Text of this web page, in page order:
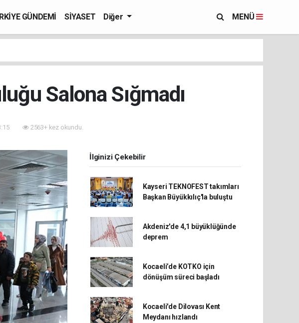
GÜNDEMİ SİYASET Diğer MENÜ
Salona Sığmadı
2563+ kez okundu.
İlginizi Çekebilir
Kayseri TEKNOFEST takımları
Başkan Büyükkılıç'la buluştu
Akdeniz'de 4,1 büyüklüğünde
deprem
Kocaeli’de KOTKO için
dönüşüm süreci başladı
Kocaeli'de Dilovası Kent
Meydanı hızlandı